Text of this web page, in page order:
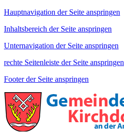
Hauptnavigation der Seite anspringen
Inhaltsbereich der Seite anspringen
Unternavigation der Seite anspringen
rechte Seitenleiste der Seite anspringen
Footer der Seite anspringen